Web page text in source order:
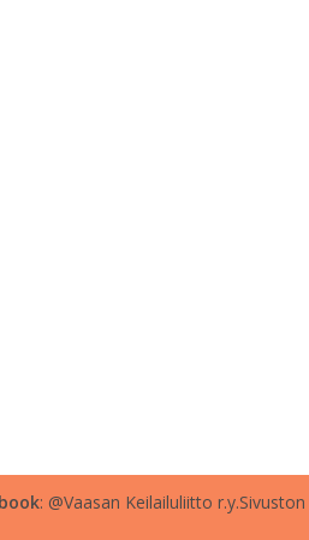
: @Vaasan Keilailuliitto r.y.